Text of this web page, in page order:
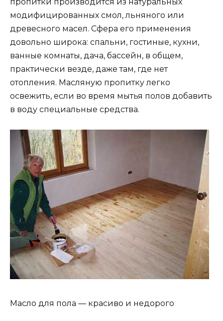
модифицированных смол, льняного или
древесного масел. Сфера его применения
довольно широка: спальни, гостиные, кухни,
ванные комнаты, дача, бассейн, в общем,
практически везде, даже там, где нет
отопления. Масляную пропитку легко
освежить, если во время мытья полов добавить
в воду специальные средства.
Масло для пола — красиво и недорого